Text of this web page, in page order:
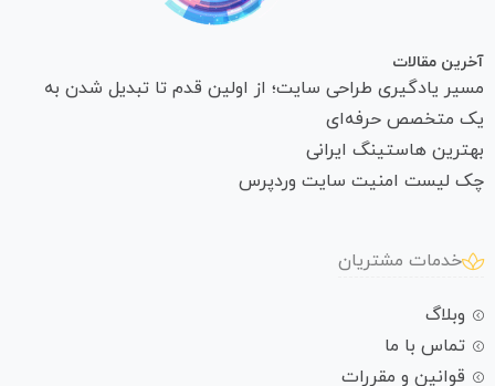
آخرین مقالات
مسیر یادگیری طراحی سایت؛ از اولین قدم تا تبدیل شدن به
یک متخصص حرفه‌ای
بهترین هاستینگ ایرانی
چک لیست امنیت سایت وردپرس
خدمات مشتریان
وبلاگ
تماس با ما
قوانین و مقررات